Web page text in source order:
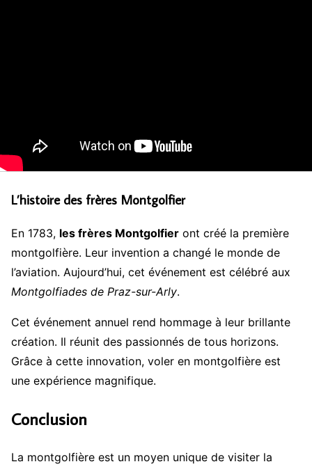
L’histoire des frères Montgolfier
En 1783, les frères Montgolfier ont créé la première
montgolfière. Leur invention a changé le monde de
l’aviation. Aujourd’hui, cet événement est célébré aux
Montgolfiades de Praz-sur-Arly.
Cet événement annuel rend hommage à leur brillante
création. Il réunit des passionnés de tous horizons.
Grâce à cette innovation, voler en montgolfière est
une expérience magnifique.
Conclusion
La montgolfière est un moyen unique de visiter la